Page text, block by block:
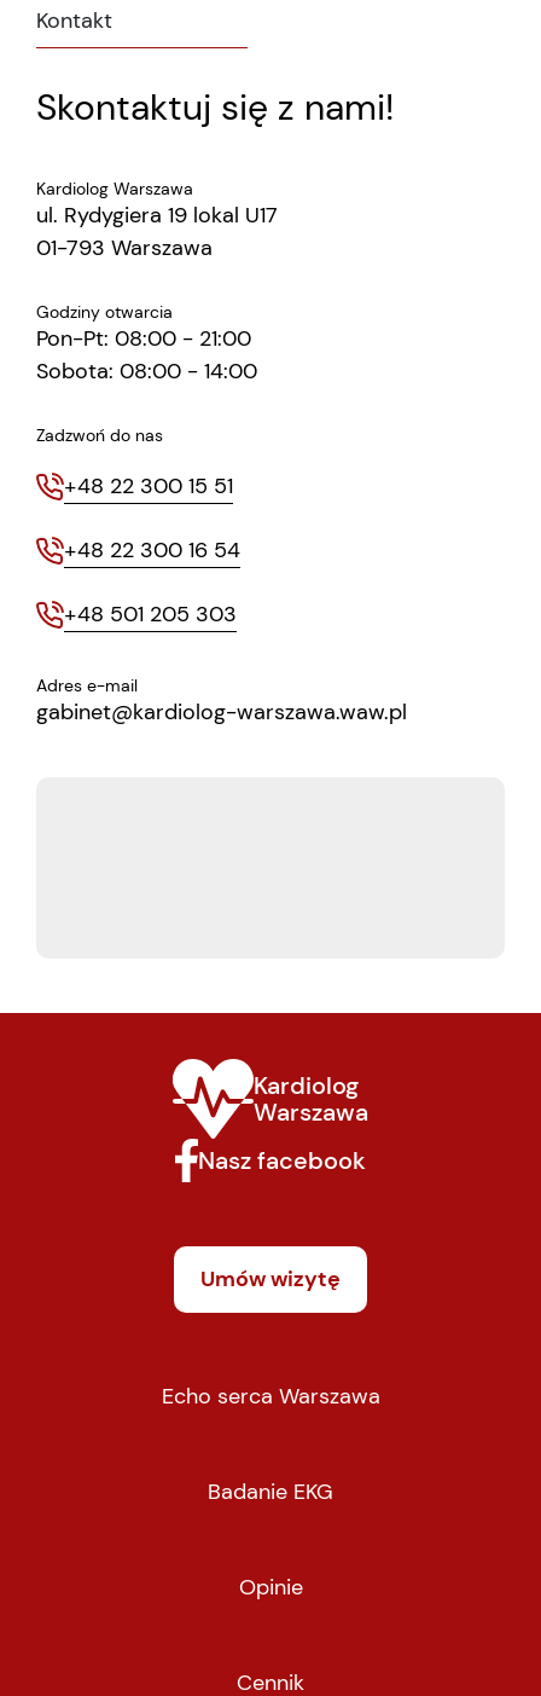
Kontakt
Skontaktuj się z nami!
Kardiolog Warszawa
ul. Rydygiera 19 lokal U17
01-793 Warszawa
Godziny otwarcia
Pon-Pt: 08:00 - 21:00
Sobota: 08:00 - 14:00
Zadzwoń do nas
+48 22 300 15 51
+48 22 300 16 54
+48 501 205 303
Adres e-mail
gabinet@kardiolog-warszawa.waw.pl
Kardiolog
Warszawa
Nasz facebook
Umów wizytę
Echo serca Warszawa
Badanie EKG
Opinie
Cennik